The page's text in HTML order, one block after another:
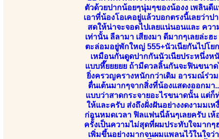
ตัวด้วยปากน้อยๆนุ่มๆของน้องง เพลิน
เอาที่น้องโอเคอยู่แล้วบอกตรงนี้เลยว่า
สดให้น่าจะจอดไปเลยแน่นอนและ คว
เท่านั้น ลีลามา เสียงมา ดีมากๆเลยล่ะ
ตะล่อมอยู่พักใหญ่ 555+นัวเนียกันไปโ
เหมือนกันดูดปากกันนัวเนียประหนึ่ง
แบบหึ๊ยยยยย ถ้ามีดวลลิ้นกันจะฟินขนา
ยิ่งครวญครางหนักกว่าเดิม อารมณ์ร่ว
ตื่นเต้นมากๆจากสิ่งที่น้องแสดงออกมา
แบบว่าสาดกระจายอะไรขนาดนั้น แต่ก็
ให้และครับ ส่งถึงฝั่งฝันอย่างงดงามม
ก่อนหมดเวลา ฟิลแฟนนี่ล้นๆเลยครับ เ
ครั้้งเป็นความไม่สุดที่ผมประทับใจมากๆ
เพิ่มขึ้นอย่างมากจนผมแพลนไว้ในใจว่